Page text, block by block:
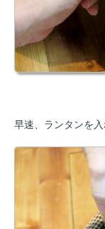
早速、ランタンを入